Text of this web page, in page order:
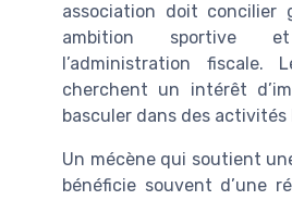
association doit concilier
ambition sportive
l’administration fiscale.
cherchent un intérêt
basculer dans des
Un mécène qui soutient
bénéficie souvent d’une